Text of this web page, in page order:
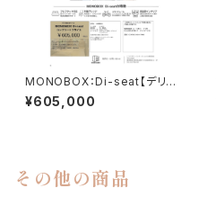
MONOBOX：Di-seat【デリカ
D:5専用】
¥605,000
その他の商品